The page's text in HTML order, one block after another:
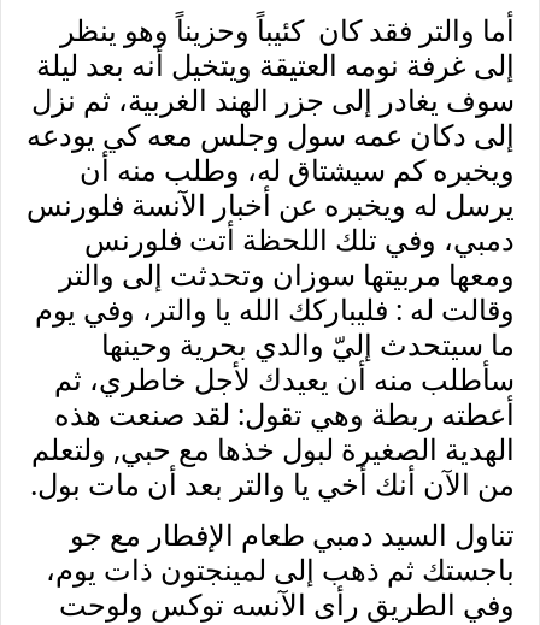
أما والتر فقد كان كئيباً وحزيناً وهو ينظر
إلى غرفة نومه العتيقة ويتخيل أنه بعد ليلة
سوف يغادر إلى جزر الهند الغربية، ثم نزل
إلى دكان عمه سول وجلس معه كي يودعه
ويخبره كم سيشتاق له، وطلب منه أن
يرسل له ويخبره عن أخبار الآنسة فلورنس
دمبي، وفي تلك اللحظة أتت فلورنس
ومعها مربيتها سوزان وتحدثت إلى والتر
وقالت له : فليباركك الله يا والتر، وفي يوم
ما سيتحدث إليّ والدي بحرية وحينها
سأطلب منه أن يعيدك لأجل خاطري، ثم
أعطته ربطة وهي تقول: لقد صنعت هذه
الهدية الصغيرة لبول خذها مع حبي, ولتعلم
من الآن أنك أخي يا والتر بعد أن مات بول.
تناول السيد دمبي طعام الإفطار مع جو
باجستك ثم ذهب إلى لمينجتون ذات يوم،
وفي الطريق رأى الآنسه توكس ولوحت